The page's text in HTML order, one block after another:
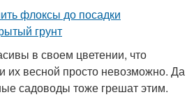
в своем цветении, что
их весной просто невозможно. Да
садоводы тоже грешат этим.